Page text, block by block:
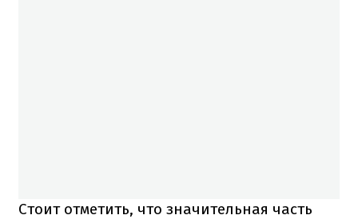
Стоит отметить, что значительная часть